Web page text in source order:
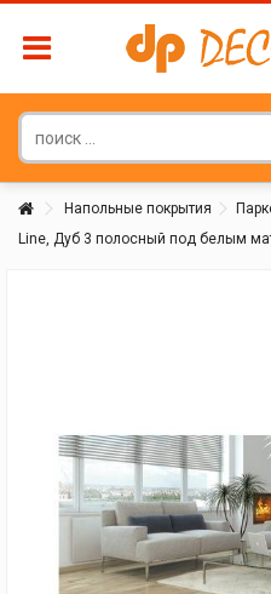
Напольные покрытия
Line, Дуб 3 полосный под белым